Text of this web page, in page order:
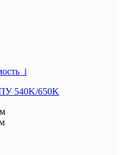
i
540K/650K